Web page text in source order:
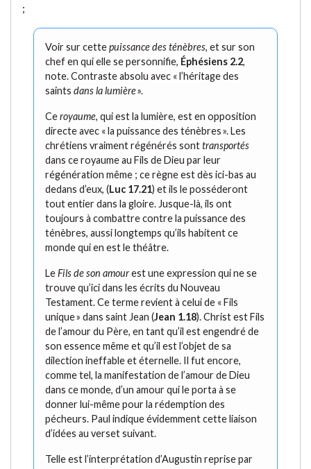
;
Voir sur cettepuissance des ténèbres, et sur son
chef en qui elle se personnifie, Éphésiens 2.2,
note. Contraste absolu avec « l’héritage des
saints dans la lumière».
Ceroyaume, qui est la lumière, est en opposition
directe avec « la puissance des ténèbres ». Les
chrétiens vraiment régénérés sonttransportés
dans ce royaume au Fils de Dieu par leur
régénération même ; ce règne est dès ici-bas au
dedans d’eux, (Luc 17.21) et ils le posséderont
tout entier dans la gloire. Jusque-là, ils ont
toujours à combattre contre la puissance des
ténèbres, aussi longtemps qu’ils habitent ce
monde qui en est le théâtre.
LeFils de son amourest une expression qui ne se
trouve qu’ici dans les écrits du Nouveau
Testament. Ce terme revient à celui de « Fils
unique » dans saint Jean (Jean 1.18). Christ est Fils
de l’amour du Père, en tant qu’il est engendré de
son essence même et qu’il est l’objet de sa
dilection ineffable et éternelle. Il fut encore,
comme tel, la manifestation de l’amour de Dieu
dans ce monde, d’un amour qui le porta à se
donner lui-même pour la rédemption des
pécheurs. Paul indique évidemment cette liaison
d’idées au verset suivant.
Telle est l’interprétation d’Augustin reprise par